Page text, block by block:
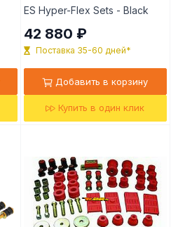
ES Hyper-Flex Sets - Black
42 880 ₽
Поставка 35-60 дней*
Добавить в корзину
Купить в один клик